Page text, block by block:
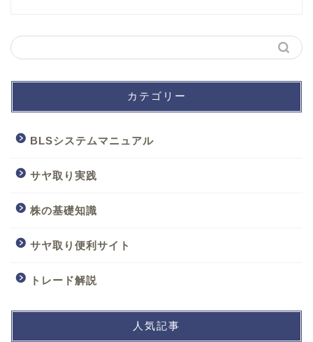
カテゴリー
BLSシステムマニュアル
サヤ取り実践
株の基礎知識
サヤ取り便利サイト
トレード解説
人気記事